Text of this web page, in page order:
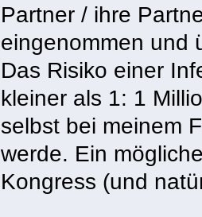
Partner / ihre
eingenommen und
Das Risiko einer
kleiner als 1: 1
selbst bei meinem
werde. Ein
Kongress (und